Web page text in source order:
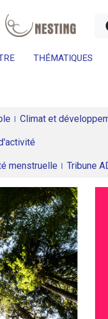
THÉMATIQUES
Climat et
menstruelle Tribune